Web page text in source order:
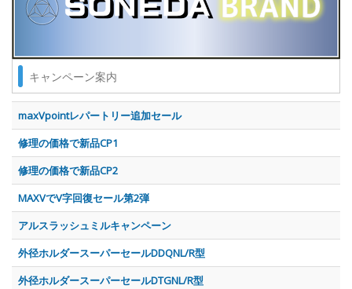
キャンペーン案内
maxVpointレパートリー追加セール
修理の価格で新品CP1
修理の価格で新品CP2
MAXVでV字回復セール第2弾
アルスラッシュミルキャンペーン
外径ホルダースーパーセールDDQNL/R型
外径ホルダースーパーセールDTGNL/R型